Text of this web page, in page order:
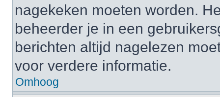
nagekeken moeten worden.
beheerder je in een
berichten altijd nagelezen
voor verdere informatie.
Omhoog